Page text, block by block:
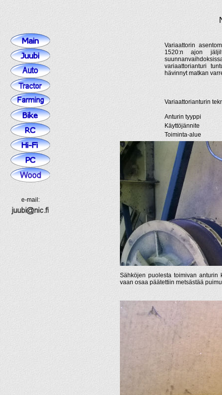
e-mail:
Variaattorin
1520:n ajon
variaattorianturi
hävinnyt matkan
Variaattorianturin
Anturin tyyppi
Käyttöjännite
Toiminta-alue
Sähköjen puolesta toimivan anturin
vaan osaa päätettiin metsästää